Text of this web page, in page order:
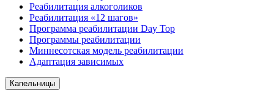
Реабилитация алкоголиков
Реабилитация «12 шагов»
Программа реабилитации Day Top
Программы реабилитации
Миннесотская модель реабилитации
Адаптация зависимых
Капельницы